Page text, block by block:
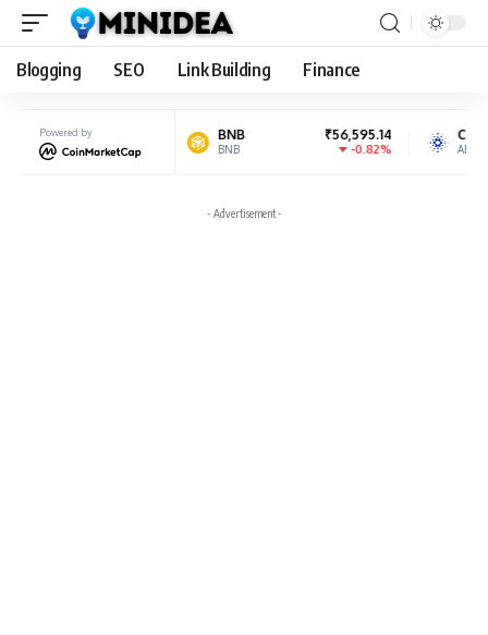
Blogging SEO Link Building Finance
Powered by
2.02%
₹56,595.14
BNB
Cardano
ADA
- Advertisement -